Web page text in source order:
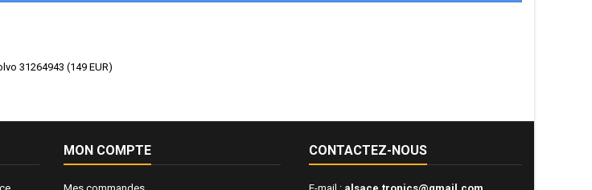
31264943 (149 EUR)
MON COMPTE CONTACTEZ-NOUS